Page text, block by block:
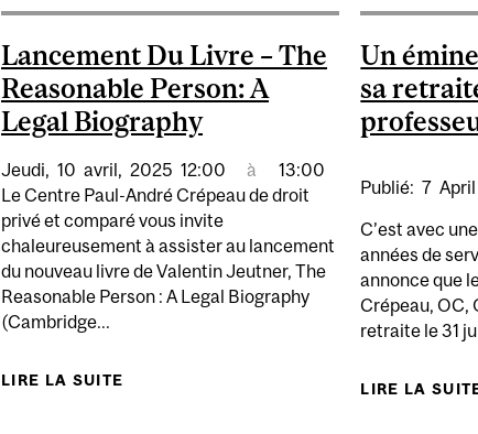
Lancement Du Livre – The
Reasonable Person: A
Legal Biography
Jeudi, 10 avril, 2025 12:00 à
13:00
Le Centre Paul-André Crépeau de droit
privé et comparé vous invite
chaleureusement à assister au lancement
du nouveau livre de Valentin Jeutner, The
Reasonable Person : A Legal Biography
(Cambridge...
LIRE LA SUITE DE LANCEMENT DU LIVRE – THE
Un
sa
Publié: 7 April
C’est avec
années de
annonce que
Crépeau, OC,
retraite le 31
LIRE LA